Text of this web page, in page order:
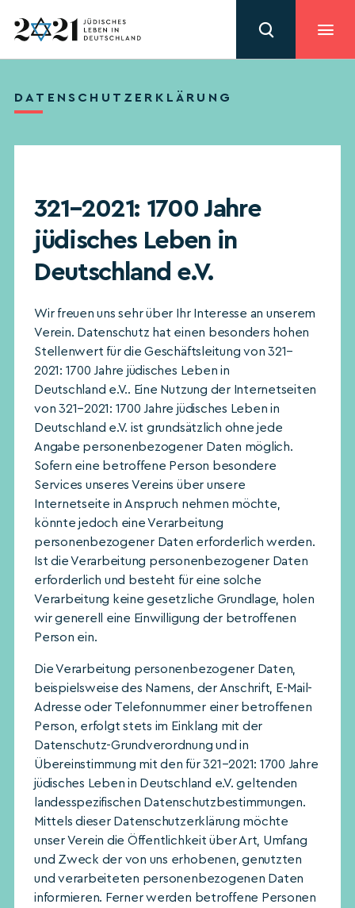
DATENSCHUTZERKLÄRUNG
321–2021: 1700 Jahre
jüdisches Leben in
Deutschland e.V.
Wir freuen uns sehr über Ihr Interesse an unserem
Verein. Datenschutz hat einen besonders hohen
Stellenwert für die Geschäftsleitung von 321–
2021: 1700 Jahre jüdisches Leben in
Deutschland e.V.. Eine Nutzung der Internetseiten
von 321–2021: 1700 Jahre jüdisches Leben in
Deutschland e.V. ist grundsätzlich ohne jede
Angabe personenbezogener Daten möglich.
Sofern eine betroffene Person besondere
Services unseres Vereins über unsere
Internetseite in Anspruch nehmen möchte,
könnte jedoch eine Verarbeitung
personenbezogener Daten erforderlich werden.
Ist die Verarbeitung personenbezogener Daten
erforderlich und besteht für eine solche
Verarbeitung keine gesetzliche Grundlage, holen
wir generell eine Einwilligung der betroffenen
Person ein.
Die Verarbeitung personenbezogener Daten,
beispielsweise des Namens, der Anschrift, E-Mail-
Adresse oder Telefonnummer einer betroffenen
Person, erfolgt stets im Einklang mit der
Datenschutz-Grundverordnung und in
Übereinstimmung mit den für 321–2021: 1700 Jahre
jüdisches Leben in Deutschland e.V. geltenden
landesspezifischen Datenschutzbestimmungen.
Mittels dieser Datenschutzerklärung möchte
unser Verein die Öffentlichkeit über Art, Umfang
und Zweck der von uns erhobenen, genutzten
und verarbeiteten personenbezogenen Daten
informieren. Ferner werden betroffene Personen